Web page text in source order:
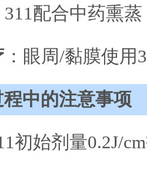
311配合中药熏蒸
：眼周/黏膜使
中的注意事项
初始剂量0.2J/